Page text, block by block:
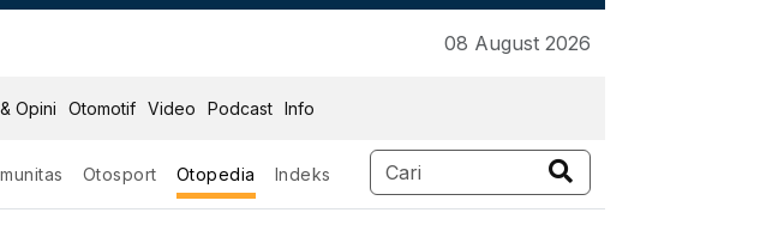
08 August 2026
Opini Otomotif Video Podcast Info
Otosport Otopedia Indeks